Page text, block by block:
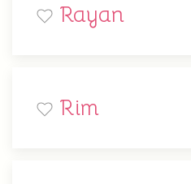
Rayan
Rim